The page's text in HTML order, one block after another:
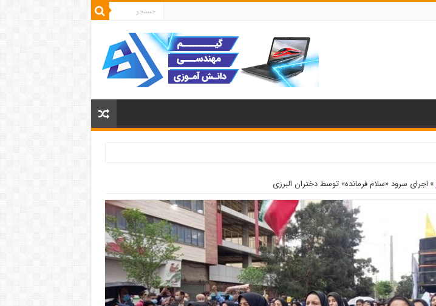
» اجرای سرود «سلام فرمانده» توسط دختران البرزی